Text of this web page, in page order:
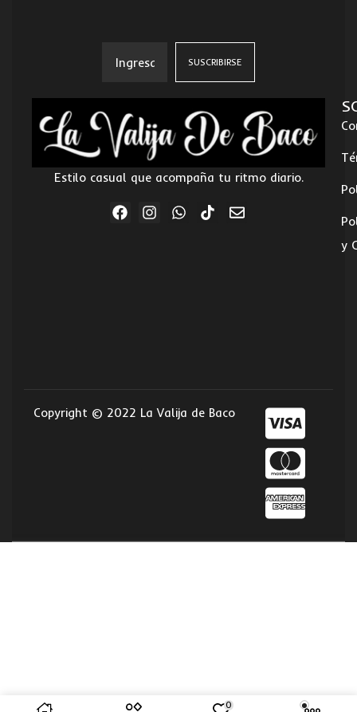
Estilo casual que acompaña tu ritmo diario.
y
Copyright © 2022 La Valija de Baco
0